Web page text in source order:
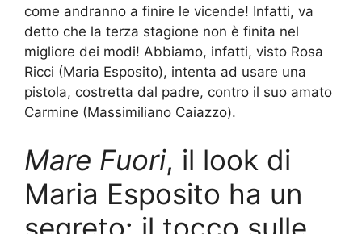
come andranno a finire le vicende! Infatti, va
detto che la terza stagione non è finita nel
migliore dei modi! Abbiamo, infatti, visto Rosa
Ricci (Maria Esposito), intenta ad usare una
pistola, costretta dal padre, contro il suo amato
Carmine (Massimiliano Caiazzo).
Mare Fuori, il look di
Maria Esposito ha un